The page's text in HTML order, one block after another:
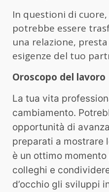
In questioni di
potrebbe essere
una relazione,
esigenze del tuo
Oroscopo del lavoro
La tua vita
cambiamento.
opportunità di
preparati a mostrare
è un ottimo
colleghi e
d’occhio gli sviluppi